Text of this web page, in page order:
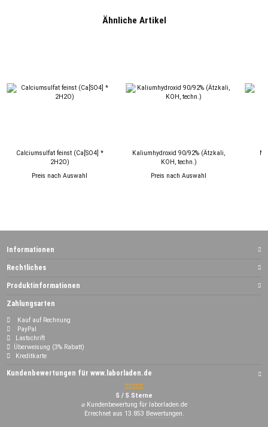
Ähnliche Artikel
Calciumsulfat feinst (Ca[SO4] *
2H2O)
Preis nach Auswahl
Kaliumhydroxid 90/92% (Ätzkali,
KOH, techn.)
Preis nach Auswahl
Informationen
Rechtliches
Produktinformationen
Zahlungsarten
Kauf auf Rechnung
PayPal
Lastschrift
Überweisung (3% Rabatt)
Kreditkarte
Kundenbewertungen für www.laborladen.de
5 / 5 Sterne
⌀ Kundenbewertung für laborladen.de
Errechnet aus 13.853 Bewertungen.